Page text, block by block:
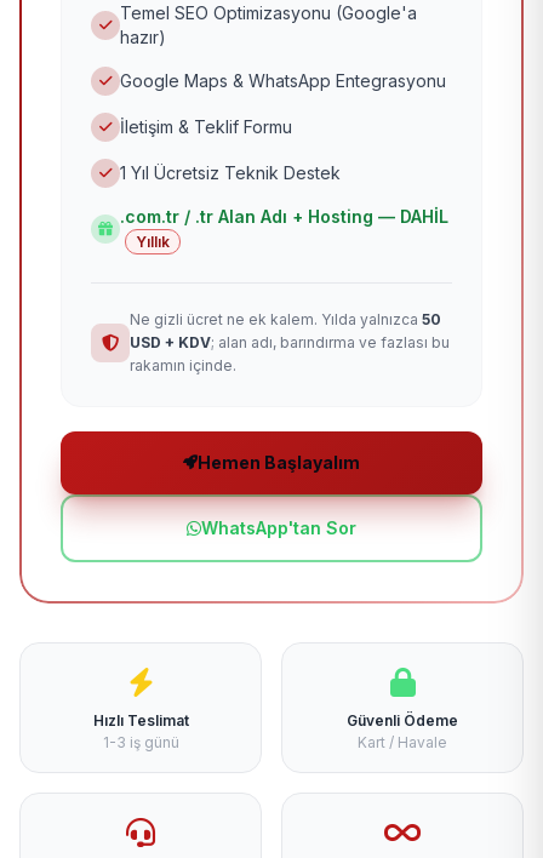
Temel SEO Optimizasyonu (Google'a
hazır)
Google Maps & WhatsApp Entegrasyonu
İletişim & Teklif Formu
1 Yıl Ücretsiz Teknik Destek
.com.tr / .tr Alan Adı + Hosting — DAHİL
Yıllık
Ne gizli ücret ne ek kalem. Yılda yalnızca 50
USD + KDV; alan adı, barındırma ve fazlası bu
rakamın içinde.
Hemen Başlayalım
WhatsApp'tan Sor
Hızlı Teslimat
1-3 iş günü
Güvenli Ödeme
Kart / Havale